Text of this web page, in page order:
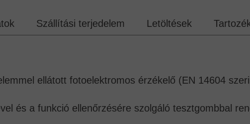
Szállítási terjedelem Letöltések
ellátott fotoelektromos érzékelő (EN 14604
és a funkció ellenőrzésére szolgáló tesztgombbal